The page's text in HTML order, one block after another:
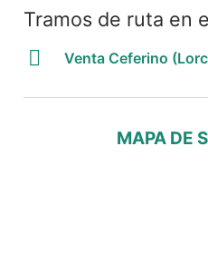
Tramos de ruta en
Venta Ceferino
MAPA DE